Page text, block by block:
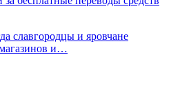
славгородцы и яровчане
и…